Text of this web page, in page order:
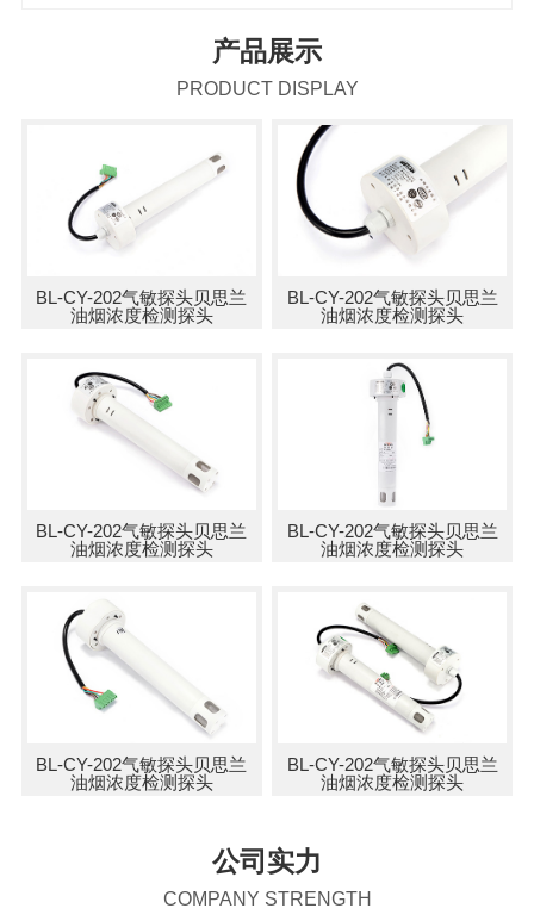
产品展示
PRODUCT DISPLAY
BL-CY-202气敏探头贝思兰
油烟浓度检测探头
BL-CY-202气敏探头贝思兰
油烟浓度检测探头
BL-CY-202气敏探头贝思兰
油烟浓度检测探头
BL-CY-202气敏探头贝思兰
油烟浓度检测探头
BL-CY-202气敏探头贝思兰
油烟浓度检测探头
BL-CY-202气敏探头贝思兰
油烟浓度检测探头
公司实力
COMPANY STRENGTH